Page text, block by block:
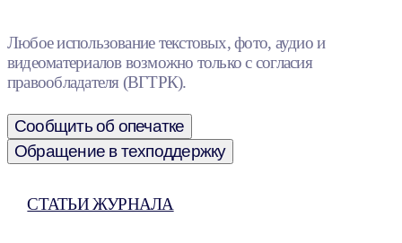
Любое использование текстовых, фото, аудио и
видеоматериалов возможно только с согласия
правообладателя (ВГТРК).
Сообщить об опечатке
Обращение в техподдержку
СТАТЬИ ЖУРНАЛА